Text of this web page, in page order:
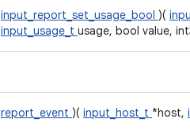
input_report_set_usage_bool )(
input_usage_t usage, bool value,
report_event )( input_host_t *host,